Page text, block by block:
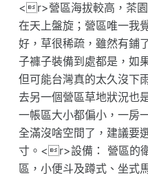
<r>營區海拔較高，茶
在天上盤旋；營區唯一我
好，草很稀疏，雖然有鋪
子褲子裝備到處都是，如
但可能台灣真的太久沒下
去另一個營區草地狀況
一帳區大小都偏小，一房
全滿沒啥空間了，建議要
寸。<r>設備： 營區的
區，小便斗及蹲式、坐式